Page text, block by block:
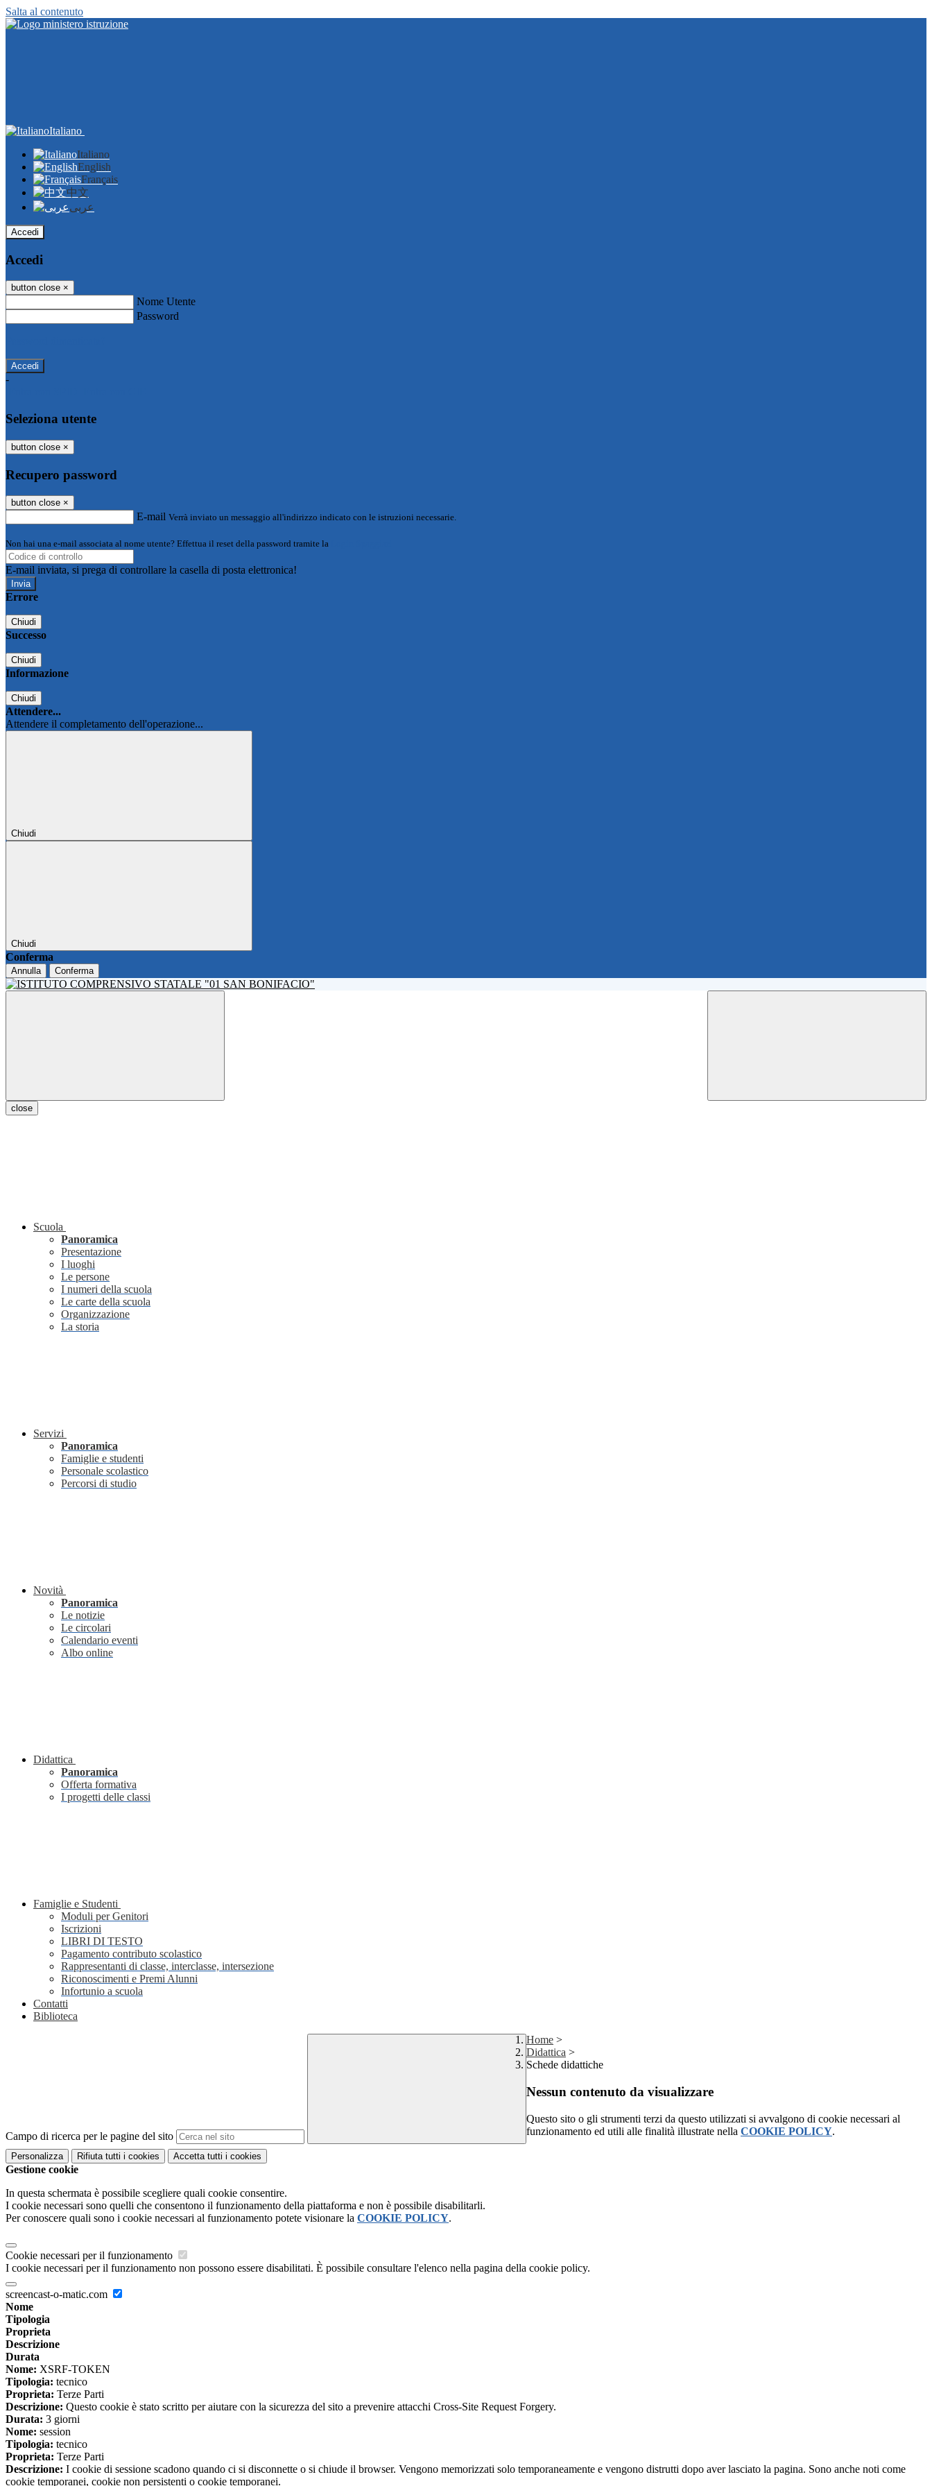
Salta al contenuto
Italiano
Italiano
English
Français
中文
عربى
Accedi
Accedi
button close ×
Nome Utente
Password
-
Seleziona utente
button close ×
Recupero password
button close ×
E-mail Verrà inviato un messaggio all'indirizzo indicato con le istruzioni necessarie.
Non hai una e-mail associata al nome utente? Effettua il reset della password tramite la
E-mail inviata, si prega di controllare la casella di posta elettronica!
Errore
Chiudi
Successo
Chiudi
Informazione
Chiudi
Attendere...
Attendere il completamento dell'operazione...
Chiudi
Chiudi
Conferma
Annulla Conferma
close
Scuola
Panoramica
Presentazione
I luoghi
Le persone
I numeri della scuola
Le carte della scuola
Organizzazione
La storia
Servizi
Panoramica
Famiglie e studenti
Personale scolastico
Percorsi di studio
Novità
Panoramica
Le notizie
Le circolari
Calendario eventi
Albo online
Didattica
Panoramica
Offerta formativa
I progetti delle classi
Famiglie e Studenti
Moduli per Genitori
Iscrizioni
LIBRI DI TESTO
Pagamento contributo scolastico
Rappresentanti di classe, interclasse, intersezione
Riconoscimenti e Premi Alunni
Infortunio a scuola
Contatti
Biblioteca
Campo di ricerca per le pagine del sito
Home >
Didattica >
Schede didattiche
Nessun contenuto da visualizzare
Questo sito o gli strumenti terzi da questo utilizzati si avvalgono di cookie necessari al
funzionamento ed utili alle finalità illustrate nella COOKIE POLICY.
Personalizza Rifiuta tutti i cookies Accetta tutti i cookies
Gestione cookie
In questa schermata è possibile scegliere quali cookie consentire.
I cookie necessari sono quelli che consentono il funzionamento della piattaforma e non è possibile disabilitarli.
Per conoscere quali sono i cookie necessari al funzionamento potete visionare la COOKIE POLICY.
Cookie necessari per il funzionamento
I cookie necessari per il funzionamento non possono essere disabilitati. È possibile consultare l'elenco nella pagina della cookie policy.
screencast-o-matic.com
Nome
Tipologia
Proprieta
Descrizione
Durata
Nome: XSRF-TOKEN
Tipologia: tecnico
Proprieta: Terze Parti
Descrizione: Questo cookie è stato scritto per aiutare con la sicurezza del sito a prevenire attacchi Cross-Site Request Forgery.
Durata: 3 giorni
Nome: session
Tipologia: tecnico
Proprieta: Terze Parti
Descrizione: I cookie di sessione scadono quando ci si disconnette o si chiude il browser. Vengono memorizzati solo temporaneamente e vengono distrutti dopo aver lasciato la pagina. Sono anche noti come
cookie temporanei, cookie non persistenti o cookie temporanei.